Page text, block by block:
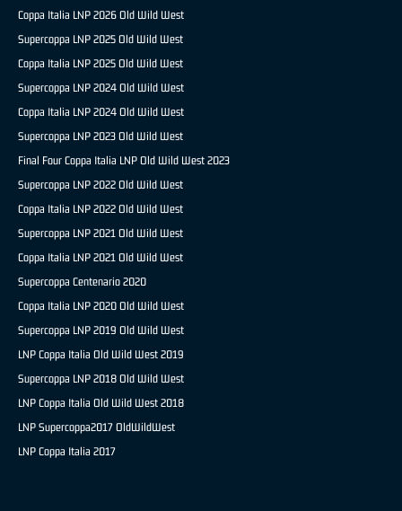
Coppa Italia LNP 2026 Old Wild West
Supercoppa LNP 2025 Old Wild West
Coppa Italia LNP 2025 Old Wild West
Supercoppa LNP 2024 Old Wild West
Coppa Italia LNP 2024 Old Wild West
Supercoppa LNP 2023 Old Wild West
Final Four Coppa Italia LNP Old Wild West 2023
Supercoppa LNP 2022 Old Wild West
Coppa Italia LNP 2022 Old Wild West
Supercoppa LNP 2021 Old Wild West
Coppa Italia LNP 2021 Old Wild West
Supercoppa Centenario 2020
Coppa Italia LNP 2020 Old Wild West
Supercoppa LNP 2019 Old Wild West
LNP Coppa Italia Old Wild West 2019
Supercoppa LNP 2018 Old Wild West
LNP Coppa Italia Old Wild West 2018
LNP Supercoppa2017 OldWildWest
LNP Coppa Italia 2017